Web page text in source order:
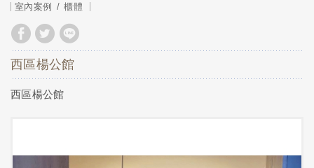
室內案例 櫃體
西區楊公館
西區楊公館